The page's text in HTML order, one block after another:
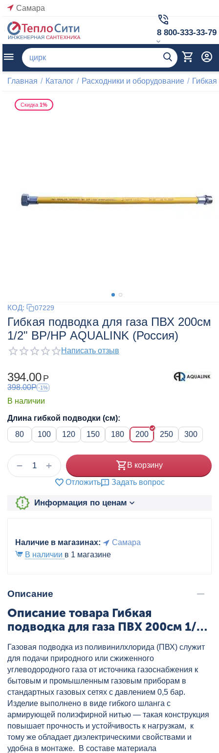
Самара
8 800-333-33-79
Главная / Каталог / Расходники и оборудование /
Скидка 1%
КОД: 07229
Гибкая подводка для газа ПВХ 200см
1/2" ВР/НР AQUALINK (Россия)
Написать отзыв
394.00 Р
398.00Р -1%
В наличии
Длина гибкой подводки (см):
80
100 120 150 180 200 250 300
+
− В корзину
Отложить Задать вопрос
Информация по ценам
Наличие в магазинах:
Самара
В наличии в 1 магазине
Описание
Описание товара Гибкая
подводка для газа ПВХ 200см 1/2"
артикул: 07229
Газовая подводка из поливинилхлорида (ПВХ) служит
для подачи природного или сжиженного
углеводородного газа от источника газоснабжения к
бытовым и промышленным газовым приборам в
стандартных газовых сетях с давлением 0,5 бар.
Изделие выполнено в виде гибкого шланга с
армирующей полиэфирной нитью — такая конструкция
повышает прочность и устойчивость к нагрузкам, к
тому же обладает диэлектрическими свойствами и
удобна в монтаже. В составе материала